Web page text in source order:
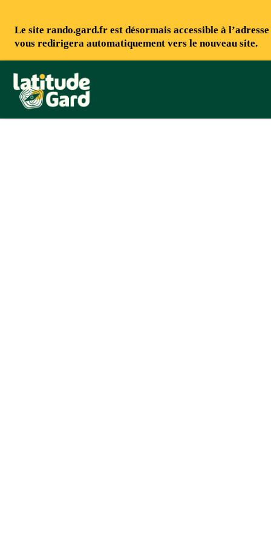
Le site rando.gard.fr est désormais accessible à l’adresse
vous redirigera automatiquement vers le nouveau site.
Rando Gard